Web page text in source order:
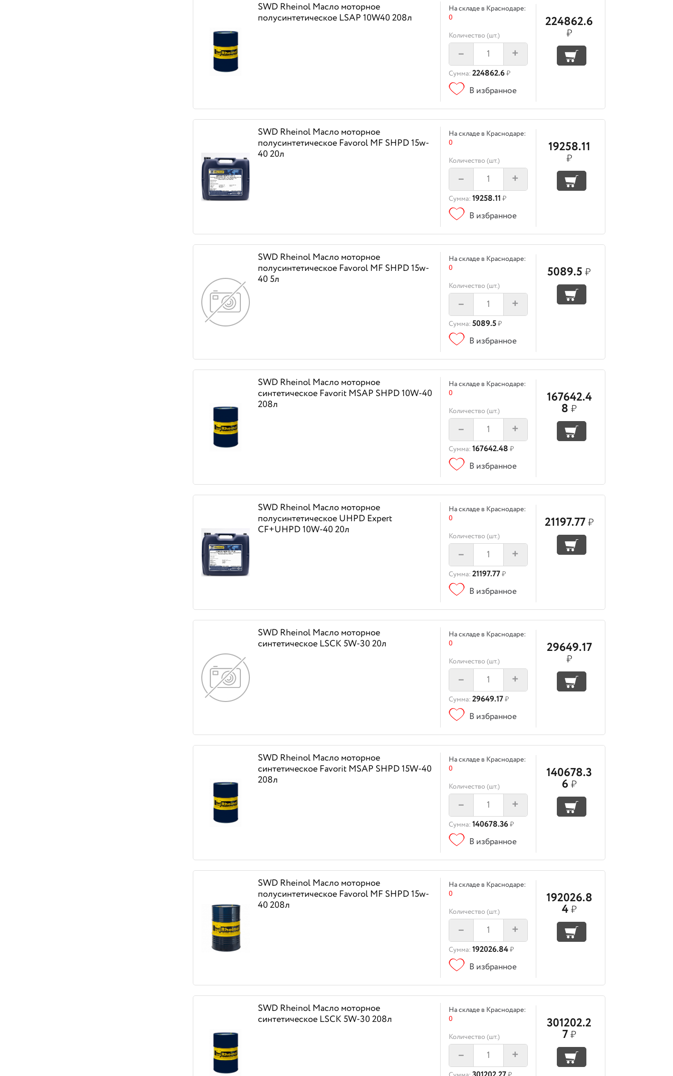
SWD Rheinol Масло моторное
полусинтетическое LSAP 10W40 208л
На складе в Краснодаре:
0
Количество (шт.)
– +
Сумма: 224862.6₽
В избранное
224862.6
₽
SWD Rheinol Масло моторное
полусинтетическое Favorоl MF SHPD 15w-
40 20л
На складе в Краснодаре:
0
Количество (шт.)
– +
Сумма: 19258.11 ₽
В избранное
19258.11
₽
SWD Rheinol Масло моторное
полусинтетическое Favorоl MF SHPD 15w-
40 5л
На складе в Краснодаре:
0
Количество (шт.)
– +
Сумма: 5089.5₽
В избранное
5089.5₽
SWD Rheinol Масло моторное
синтетическое Favorit MSAP SHPD 10W-40
208л
На складе в Краснодаре:
0
Количество (шт.)
– +
Сумма: 167642.48 ₽
В избранное
167642.4
8₽
SWD Rheinol Масло моторное
полусинтетическое UHPD Expert
CF+UHPD 10W-40 20л
На складе в Краснодаре:
0
Количество (шт.)
– +
Сумма: 21197.77₽
В избранное
21197.77₽
SWD Rheinol Масло моторное
синтетическое LSCK 5W-30 20л
На складе в Краснодаре:
0
Количество (шт.)
– +
Сумма: 29649.17₽
В избранное
29649.17
₽
SWD Rheinol Масло моторное
синтетическое Favorit MSAP SHPD 15W-40
208л
На складе в Краснодаре:
0
Количество (шт.)
– +
Сумма: 140678.36₽
В избранное
140678.3
6 ₽
SWD Rheinol Масло моторное
полусинтетическое Favorоl MF SHPD 15w-
40 208л
На складе в Краснодаре:
0
Количество (шт.)
– +
Сумма: 192026.84₽
В избранное
192026.8
4₽
SWD Rheinol Масло моторное
синтетическое LSCK 5W-30 208л
На складе в Краснодаре:
0
Количество (шт.)
– +
301202.2
7₽